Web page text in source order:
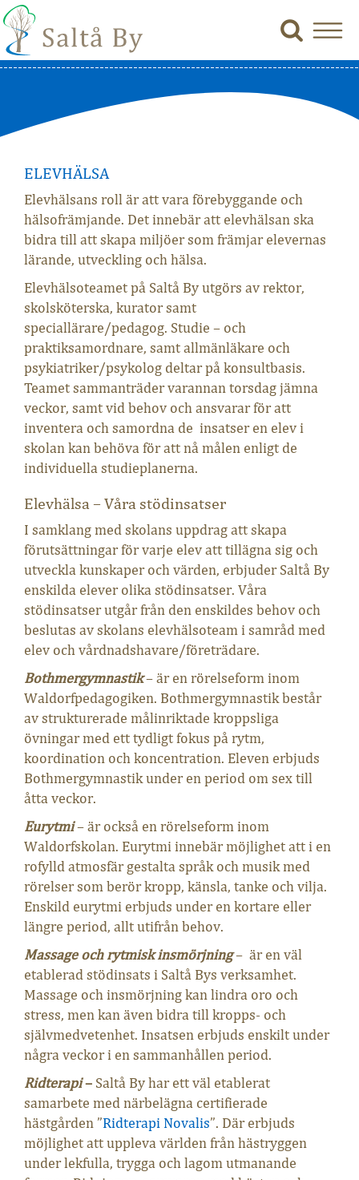
ELEVHÄLSA
Elevhälsans roll är att vara förebyggande och
hälsofrämjande. Det innebär att elevhälsan ska
bidra till att skapa miljöer som främjar elevernas
lärande, utveckling och hälsa.
Elevhälsoteamet på Saltå By utgörs av rektor,
skolsköterska, kurator samt
speciallärare/pedagog. Studie – och
praktiksamordnare, samt allmänläkare och
psykiatriker/psykolog deltar på konsultbasis.
Teamet sammanträder varannan torsdag jämna
veckor, samt vid behov och ansvarar för att
inventera och samordna de insatser en elev i
skolan kan behöva för att nå målen enligt de
individuella studieplanerna.
Elevhälsa – Våra stödinsatser
I samklang med skolans uppdrag att skapa
förutsättningar för varje elev att tillägna sig och
utveckla kunskaper och värden, erbjuder Saltå By
enskilda elever olika stödinsatser. Våra
stödinsatser utgår från den enskildes behov och
beslutas av skolans elevhälsoteam i samråd med
elev och vårdnadshavare/företrädare.
Bothmergymnastik– är en rörelseform inom
Waldorfpedagogiken. Bothmergymnastik består
av strukturerade målinriktade kroppsliga
övningar med ett tydligt fokus på rytm,
koordination och koncentration. Eleven erbjuds
Bothmergymnastik under en period om sex till
åtta veckor.
Eurytmi– är också en rörelseform inom
Waldorfskolan. Eurytmi innebär möjlighet att i en
rofylld atmosfär gestalta språk och musik med
rörelser som berör kropp, känsla, tanke och vilja.
Enskild eurytmi erbjuds under en kortare eller
längre period, allt utifrån behov.
Massage och rytmisk insmörjning– är en väl
etablerad stödinsats i Saltå Bys verksamhet.
Massage och insmörjning kan lindra oro och
stress, men kan även bidra till kropps- och
självmedvetenhet. Insatsen erbjuds enskilt under
några veckor i en sammanhållen period.
Ridterapi– Saltå By har ett väl etablerat
samarbete med närbelägna certifierade
hästgården ”Ridterapi Novalis”. Där erbjuds
möjlighet att uppleva världen från hästryggen
under lekfulla, trygga och lagom utmanande